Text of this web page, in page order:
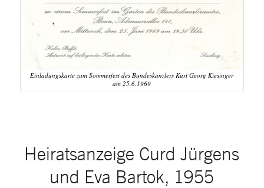
Einladungskarte zum Sommerfest des Bundeskanzlers Kurt Georg Kiesinger
am 25.6.1969
Heiratsanzeige Curd Jürgens
und Eva Bartok, 1955